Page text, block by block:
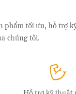
phẩm tối ưu, hỗ trợ
chúng tôi.